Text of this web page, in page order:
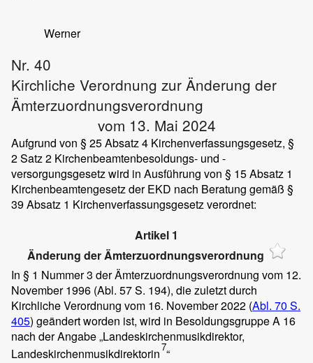
Werner
Nr. 40
Kirchliche Verordnung zur Änderung der
Ämterzuordnungsverordnung
vom 13. Mai 2024
Aufgrund von § 25 Absatz 4 Kirchenverfassungsgesetz, §
2 Satz 2 Kirchenbeamtenbesoldungs- und -
versorgungsgesetz wird in Ausführung von § 15 Absatz 1
Kirchenbeamtengesetz der EKD nach Beratung gemäß §
39 Absatz 1 Kirchenverfassungsgesetz verordnet:
Artikel 1
Änderung der Ämterzuordnungsverordnung
In § 1 Nummer 3 der Ämterzuordnungsverordnung vom 12.
November 1996 (Abl. 57 S. 194), die zuletzt durch
Kirchliche Verordnung vom 16. November 2022 (Abl. 70 S.
405) geändert worden ist, wird in Besoldungsgruppe A 16
nach der Angabe „Landeskirchenmusikdirektor,
Landeskirchenmusikdirektorin7“